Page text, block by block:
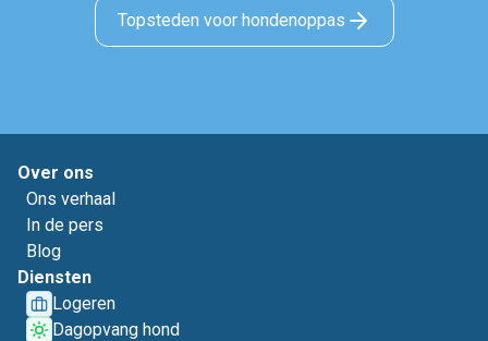
Topsteden voor hondenoppas
Over ons
Ons verhaal
In de pers
Blog
Diensten
Logeren
Dagopvang hond